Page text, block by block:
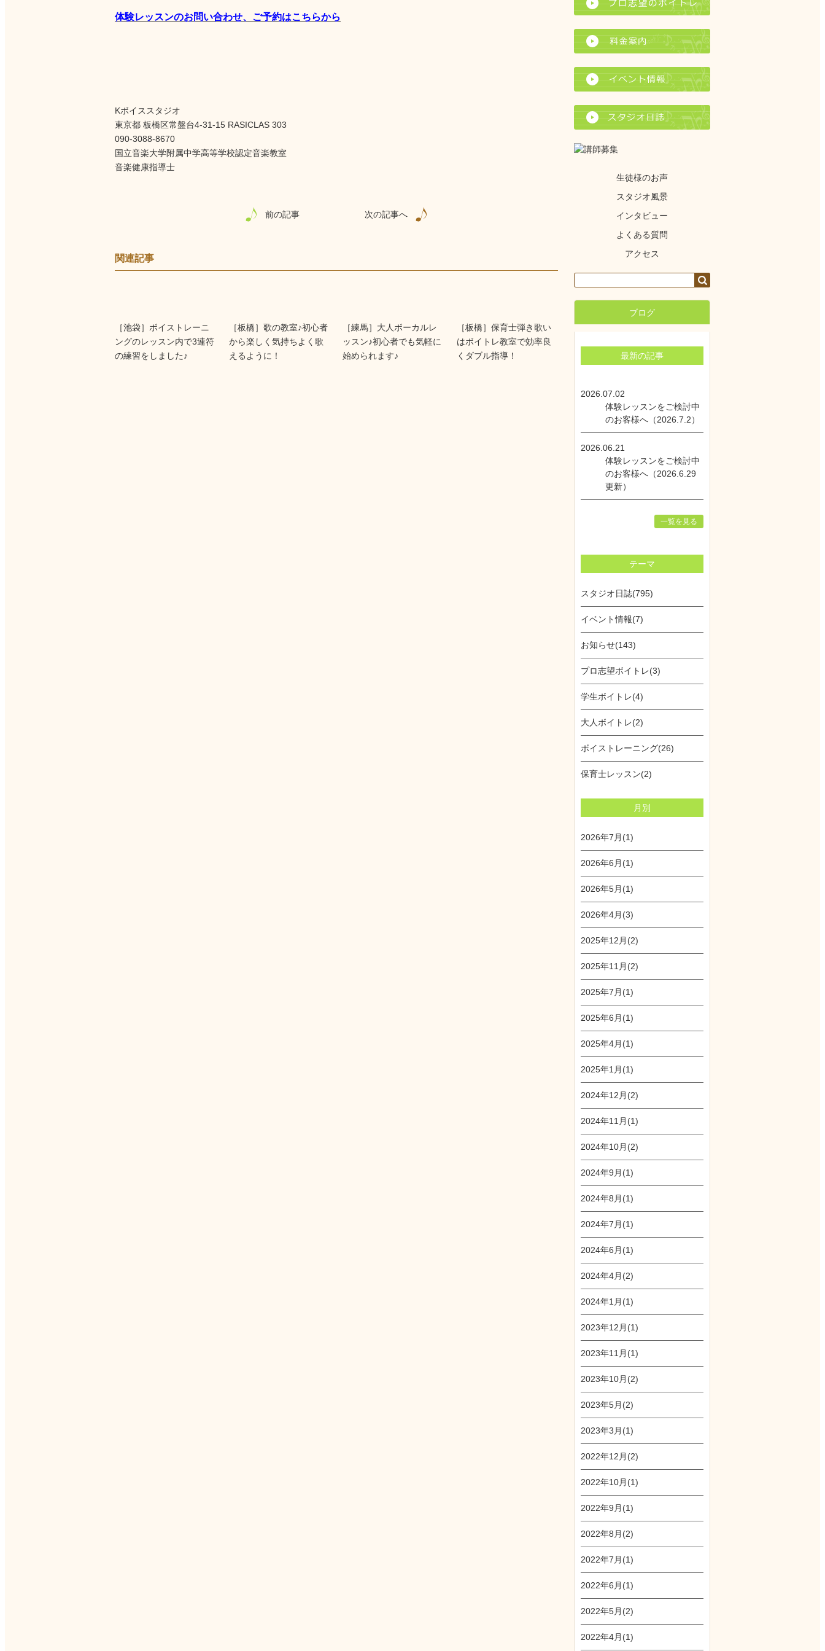
体験レッスンのお問い合わせ、ご予約はこちらから
Kボイススタジオ
東京都 板橋区常盤台4-31-15 RASICLAS 303
090-3088-8670
国立音楽大学附属中学高等学校認定音楽教室
音楽健康指導士
前の記事 次の記事へ
関連記事
［池袋］ボイストレーニ
ングのレッスン内で3連符
の練習をしました♪
［板橋］歌の教室♪初心者
から楽しく気持ちよく歌
えるように！
［練馬］大人ボーカルレ
ッスン♪初心者でも気軽に
始められます♪
［板橋］保育士弾き歌い
はボイトレ教室で効率良
くダブル指導！
生徒様のお声
スタジオ風景
インタビュー
よくある質問
アクセス
ブログ
最新の記事
2026.07.02
体験レッスンをご検討中
のお客様へ（2026.7.2）
2026.06.21
体験レッスンをご検討中
のお客様へ（2026.6.29
更新）
一覧を見る
テーマ
スタジオ日誌(795)
イベント情報(7)
お知らせ(143)
プロ志望ボイトレ(3)
学生ボイトレ(4)
大人ボイトレ(2)
ボイストレーニング(26)
保育士レッスン(2)
月別
2026年7月(1)
2026年6月(1)
2026年5月(1)
2026年4月(3)
2025年12月(2)
2025年11月(2)
2025年7月(1)
2025年6月(1)
2025年4月(1)
2025年1月(1)
2024年12月(2)
2024年11月(1)
2024年10月(2)
2024年9月(1)
2024年8月(1)
2024年7月(1)
2024年6月(1)
2024年4月(2)
2024年1月(1)
2023年12月(1)
2023年11月(1)
2023年10月(2)
2023年5月(2)
2023年3月(1)
2022年12月(2)
2022年10月(1)
2022年9月(1)
2022年8月(2)
2022年7月(1)
2022年6月(1)
2022年5月(2)
2022年4月(1)